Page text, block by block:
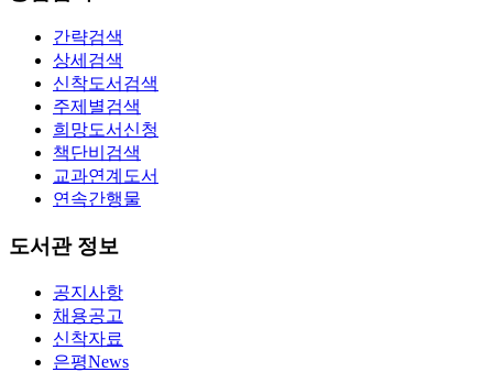
간략검색
상세검색
신착도서검색
주제별검색
희망도서신청
책단비검색
교과연계도서
연속간행물
도서관 정보
공지사항
채용공고
신착자료
은평News